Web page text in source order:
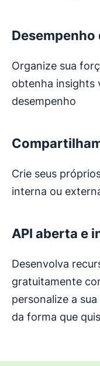
Desempenho
Organize sua
obtenha insights
desempenho
Crie seus
interna ou
API aberta e
Desenvolva
gratuitamente
personalize a
da forma que